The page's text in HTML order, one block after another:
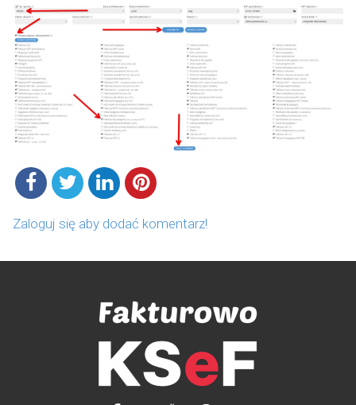
Zaloguj się aby dodać komentarz!